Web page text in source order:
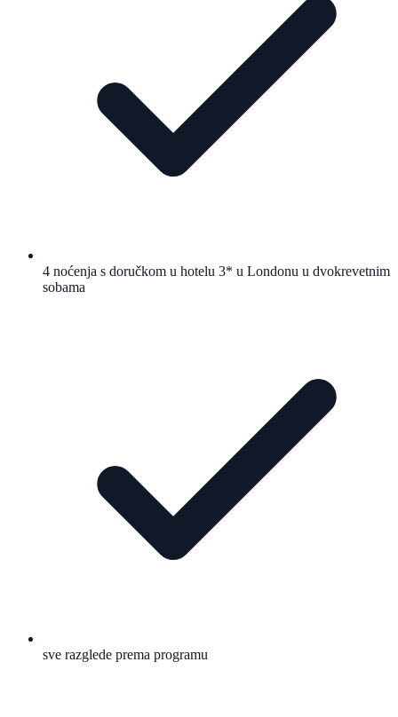
4 noćenja s doručkom u hotelu 3* u Londonu u dvokrevetnim
sobama
sve razglede prema programu